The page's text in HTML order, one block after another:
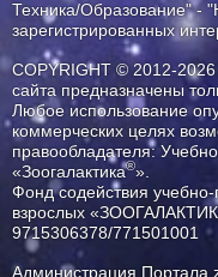
Техника/Образование" -
зарегистрированных
COPYRIGHT © 2012-
сайта предназначены
Любое использование
коммерческих целях
правообладателя:
«Зоогалактика®».
Фонд содействия
взрослых
9715306378/771501001
Администрация Портала